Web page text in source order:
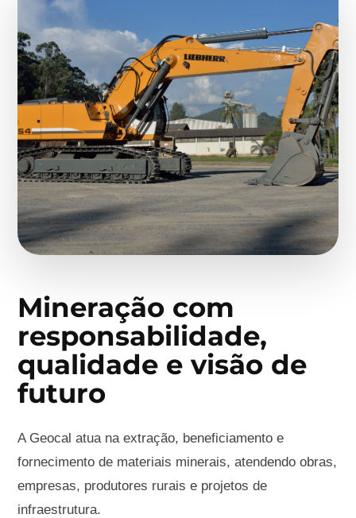
Mineração com
responsabilidade,
qualidade e visão de
futuro
A Geocal atua na extração, beneficiamento e
fornecimento de materiais minerais, atendendo obras,
empresas, produtores rurais e projetos de
infraestrutura.